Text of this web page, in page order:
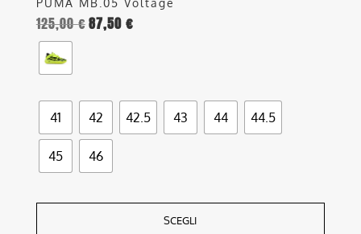
PUMA MB.05 Voltage
125,00€87,50 €
41 42 42.5 43 44 44.5
45 46
SCEGLI